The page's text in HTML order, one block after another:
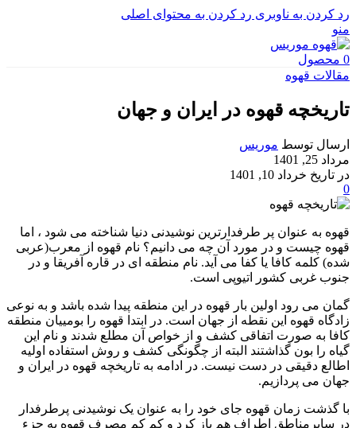
رد کردن به ناوبری رد کردن به محتوای اصلی
منو
0 محصول
مقالات قهوه
تاریخچه قهوه در ایران و جهان
ارسال توسط موریس
مرداد 25, 1401
در تاریخ خرداد 10, 1401
0
قهوه به عنوان پر طرفدارترین نوشیدنی دنیا شناخته می شود ، اما
قهوه چیست و در مورد آن چه می دانیم؟ نام قهوه از معرب(عربی
شده) کلمه کافا یا کفا می آید. نام منطقه ای در قاره آفریقا و در
جنوب غربی کشور اتیوپی است.
گمان می رود اولین بار قهوه در این منطقه پیدا شده باشد و به نوعی
زادگاه قهوه این نقطه از جهان است. در ابتدا قهوه را بومییان منطقه
کافا به صورت اتفاقی کشف و از خواص آن مطلع شدند و نام این
گیاه را بون گذاشتند البته از چگونگی کشف و روش استفاده اولیه
اطالع دقیقی در دست نیست. در ادامه به تاریخچه قهوه در ایران و
جهان می پردازیم.
با گذشت زمان قهوه جای خود را به عنوان یک نوشیدنی پرطرفدار
در سایرمناطق اطراف هم باز کرد و کم کم مصرف قهوه به جزء